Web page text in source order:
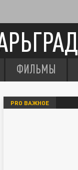
ФИЛЬМЫ
PRO ВАЖНОЕ